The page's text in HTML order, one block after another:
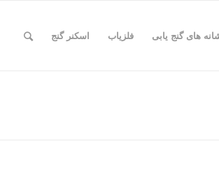
های گنج یابی فلزیاب اسکنر گنج